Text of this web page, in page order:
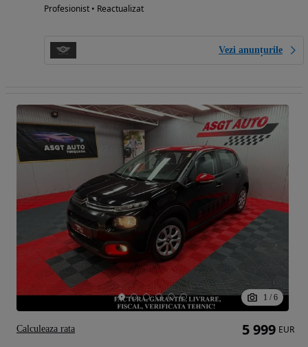
Profesionist • Reactualizat
Vezi anunțurile
1 / 6
5 999 EUR
Calculeaza rata